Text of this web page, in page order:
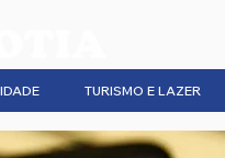
TURISMO E LAZER